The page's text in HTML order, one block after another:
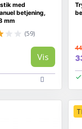
med
betjening,
mm
(59)
Vis